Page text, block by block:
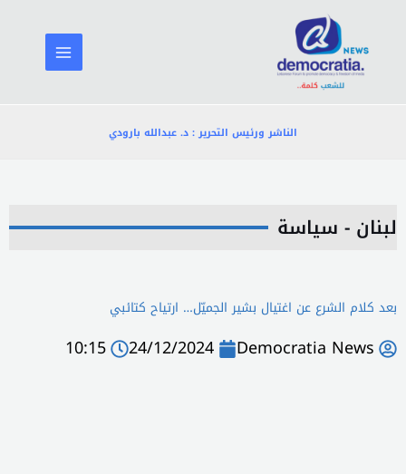
المحتوى
الناشر ورئيس التحرير : د. عبدالله بارودي
لبنان - سياسة
بعد كلام الشرع عن اغتيال بشير الجميّل… ارتياح كتائبي
Democratia News
24/12/2024
10:15